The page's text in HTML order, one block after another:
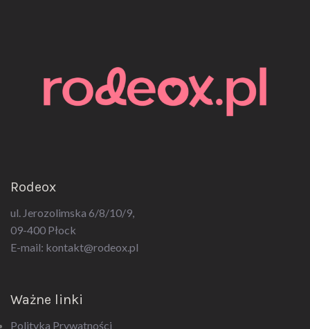
Rodeox
ul. Jerozolimska 6/8/10/9,
09-400 Płock
E-mail: kontakt@rodeox.pl
Ważne linki
Polityka Prywatności